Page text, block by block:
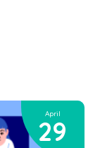
April
29